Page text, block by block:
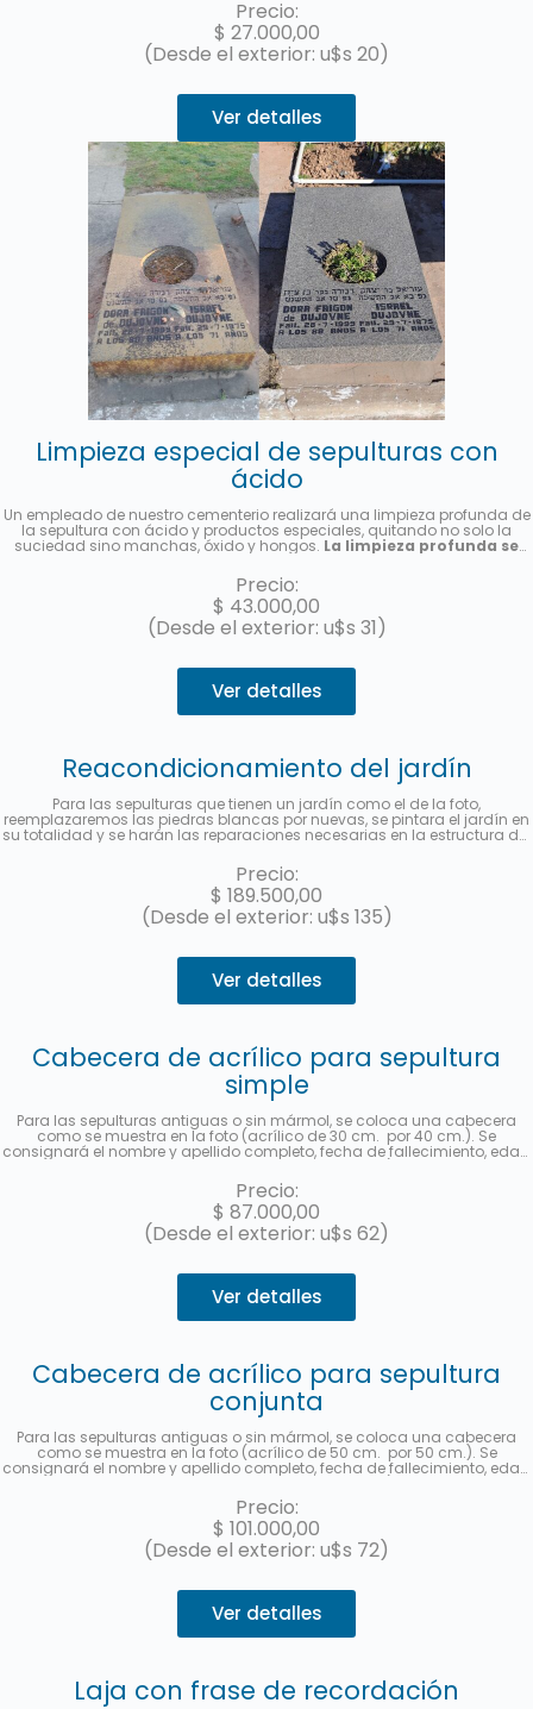
Precio:
$ 27.000,00
(Desde el exterior: u$s 20)
Ver detalles
Limpieza especial de sepulturas con
ácido
Un empleado de nuestro cementerio realizará una limpieza profunda de
la sepultura con ácido y productos especiales, quitando no solo la
suciedad sino manchas, óxido y hongos. La limpieza profunda se
una foto una vez finalizado el servicio.
Precio:
$ 43.000,00
(Desde el exterior: u$s 31)
Ver detalles
Reacondicionamiento del jardín
Para las sepulturas que tienen un jardín como el de la foto,
reemplazaremos las piedras blancas por nuevas, se pintara el jardín en
su totalidad y se harán las reparaciones necesarias en la estructura del
nombre y los datos del fallecido.Hasta 3 cuotas sin interés con
MercadoPago.
Precio:
$ 189.500,00
(Desde el exterior: u$s 135)
Ver detalles
Cabecera de acrílico para sepultura
simple
Para las sepulturas antiguas o sin mármol, se coloca una cabecera
como se muestra en la foto (acrílico de 30 cm. por 40 cm.). Se
consignará el nombre y apellido completo, fecha de fallecimiento, edad
sepultura). Se enviará una foto una vez finalizado el trabajo. Hasta 3
cuotas sin interés con MercadoPago.
Precio:
$ 87.000,00
(Desde el exterior: u$s 62)
Ver detalles
Cabecera de acrílico para sepultura
conjunta
Para las sepulturas antiguas o sin mármol, se coloca una cabecera
como se muestra en la foto (acrílico de 50 cm. por 50 cm.). Se
consignará el nombre y apellido completo, fecha de fallecimiento, edad
sepultura) de cada fallecido. Se enviará una foto una vez finalizado el
trabajo. Hasta 3 cuotas sin interés con MercadoPago.
Precio:
$ 101.000,00
(Desde el exterior: u$s 72)
Ver detalles
Laja con frase de recordación